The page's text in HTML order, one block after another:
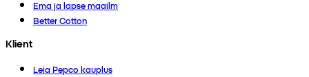
Ema ja lapse maailm
Better Cotton
Klient
Leia Pepco kauplus